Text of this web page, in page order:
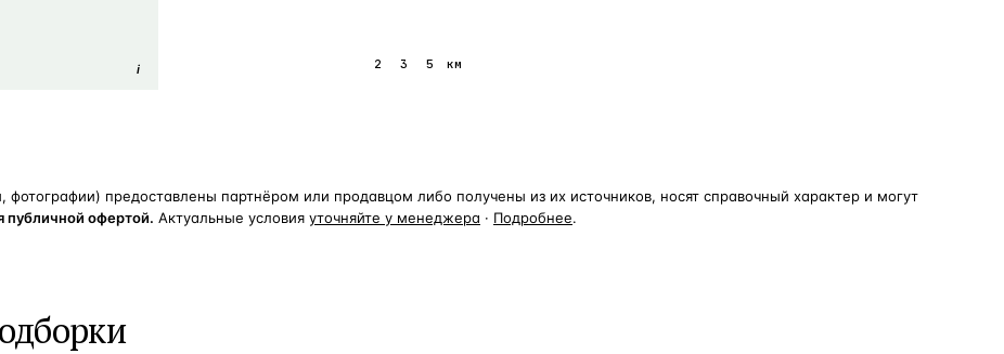
i 2 3 5 км
предоставлены партнёром или продавцом либо получены из их источников, носят справочный характер и могут
публичной офертой. Актуальные условия уточняйте у менеджера · Подробнее.